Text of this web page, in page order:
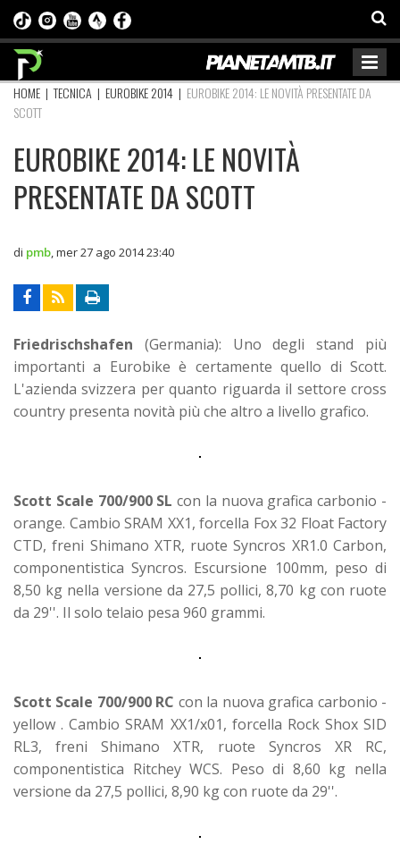
HOME |TECNICA | EUROBIKE 2014 | EUROBIKE 2014: LE NOVITÀ PRESENTATE DA
SCOTT
EUROBIKE 2014: LE NOVITÀ
PRESENTATE DA SCOTT
di pmb mer 27 ago 2014 23:40
Friedrischshafen (Germania): Uno degli stand più
importanti a Eurobike è certamente quello di Scott.
L'azienda svizzera per quanto riguarda il settore cross
country presenta novità più che altro a livello grafico.
Scott Scale 700/900 SL con la nuova grafica carbonio -
orange. Cambio SRAM XX1, forcella Fox 32 Float Factory
CTD, freni Shimano XTR, ruote Syncros XR1.0 Carbon,
componentistica Syncros. Escursione 100mm, peso di
8,50 kg nella versione da 27,5 pollici, 8,70 kg con ruote
da 29''. Il solo telaio pesa 960 grammi.
Scott Scale 700/900 RC con la nuova grafica carbonio -
yellow . Cambio SRAM XX1/x01, forcella Rock Shox SID
RL3, freni Shimano XTR, ruote Syncros XR RC,
componentistica Ritchey WCS. Peso di 8,60 kg nella
versione da 27,5 pollici, 8,90 kg con ruote da 29''.